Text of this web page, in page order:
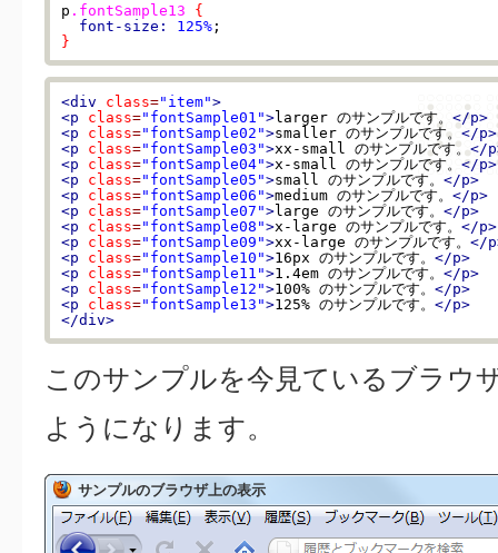
p .fontSample13
{
font-size:
125%
}
<div class="item">
<p
class="fontSample01">larger のサンプルです。 </p>
<p
class="fontSample02">smaller のサンプルです。</p>
<p
class="fontSample03">xx-small のサンプルです。</
<p
class="fontSample04">x-small のサンプルです。 </p>
<p
class="fontSample05">small のサンプルです。 </p>
<p
class="fontSample06">medium のサンプルです。 </p>
<p
class="fontSample07">large のサンプルです。 </p>
<p
class="fontSample08">x-large のサンプルです。 </p>
<p
class="fontSample09">xx-large のサンプルです。 </
<p
class="fontSample10">16px のサンプルです。 </p>
<p
class="fontSample11">1.4em のサンプルです。 </p>
<p
class="fontSample12">100% のサンプルです。 </p>
<p
class="fontSample13">125% のサンプルです。 </p>
</div>
このサンプルを今見ているブラウ
ようになります。
サンプルのブラウザ上の表示